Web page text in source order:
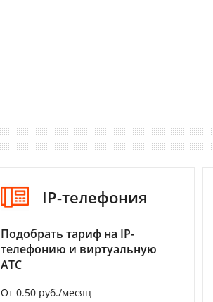
IP-телефония
Подобрать тариф на IP-
телефонию и виртуальную
АТС
От 0.50 руб./месяц